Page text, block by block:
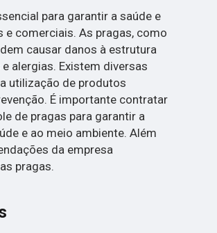
para garantir a saúde e
e comerciais. As pragas, como
causar danos à estrutura
alergias. Existem diversas
utilização de produtos
É importante contratar
de pragas para garantir a
e ao meio ambiente. Além
da empresa
pragas.